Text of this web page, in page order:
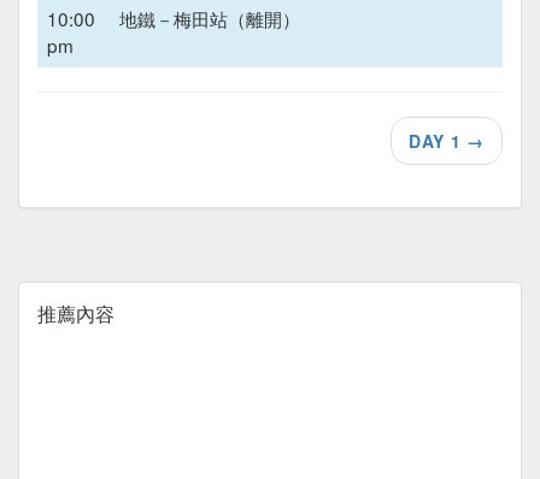
10:00
pm
地鐵－梅田站（離開）
DAY 1 →
推薦內容